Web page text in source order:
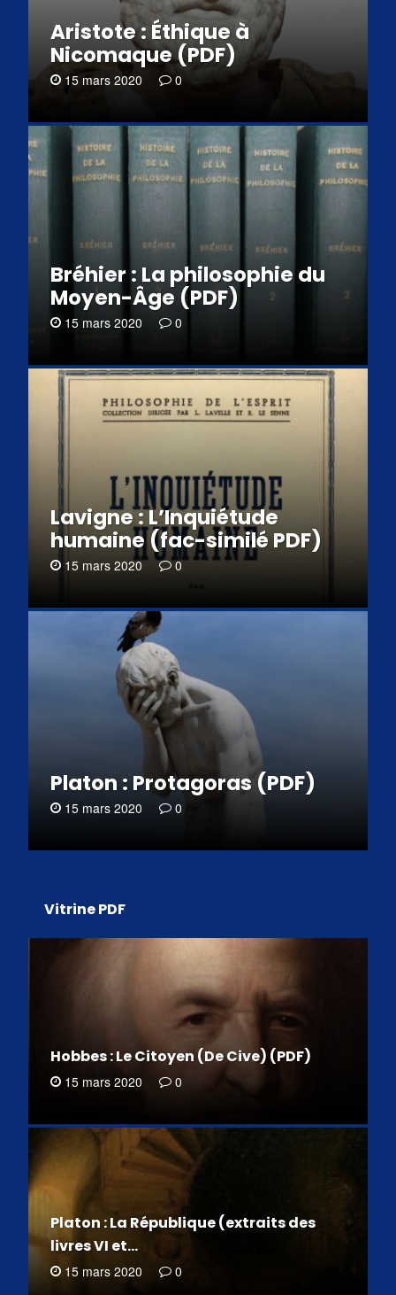
Aristote : Éthique à
Nicomaque (PDF)
15 mars 2020 0
Bréhier : La philosophie du
Moyen-Âge (PDF)
15 mars 2020 0
Lavigne : L’Inquiétude
humaine (fac-similé PDF)
15 mars 2020 0
Platon : Protagoras (PDF)
15 mars 2020 0
Vitrine PDF
Hobbes : Le Citoyen (De Cive) (PDF)
15 mars 2020 0
Platon : La République (extraits des
livres VI et…
15 mars 2020 0